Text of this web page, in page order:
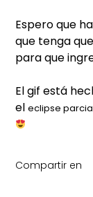
Espero que
que tenga
para que
El gif está
eleclipse
Compartir en